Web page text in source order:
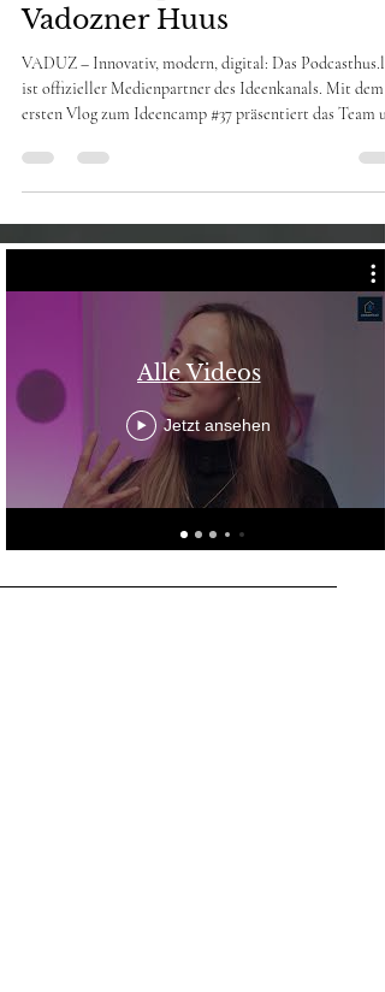
Ideencamp #37 im
Vadozner Huus
VADUZ – Innovativ, modern, digital: Das Podcasthus.li
ersten Vlog zum Ideencamp #37 präsentiert das Team
den diplomierten Journalisten Andreas Krättli ein
lässt und auf zeitgemässes Storytelling setzt. Die
Highlights vom Ideenkanal Camp #37 Der neue Vlog
Ideencamp #37 im Vadozner Huus markiert den Start
einer modernen Dokumentations-Serie. Andreas Krättli
Alle Videos
Jetzt ansehen